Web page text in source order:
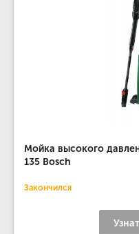
Мойка высокого
135 Bosch
Закончился